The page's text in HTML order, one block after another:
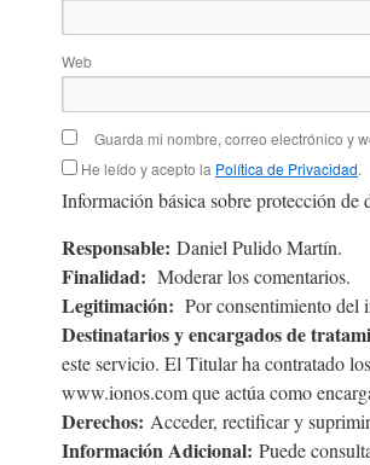
Web
Guarda mi nombre, correo electrónico y
He leído y acepto la Política de Privacidad.
Información básica sobre protección de
Responsable: Daniel Pulido Martín.
Finalidad: Moderar los comentarios.
Legitimación: Por consentimiento del
Destinatarios y encargados de
este servicio. El Titular ha contratado
www.ionos.com que actúa como
Derechos: Acceder, rectificar y
Información Adicional: Puede